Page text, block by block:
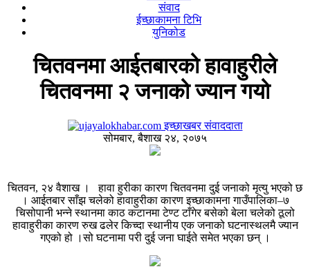
संवाद
ईच्छाकामना टिभि
युनिकोड
चितवनमा आईतबारको हावाहुरीले
चितवनमा २ जनाको ज्यान गयो
इच्छाखबर संवाददाता
सोमबार, बैशाख २४, २०७५
चितवन, २४ वैशाख । हावा हुरीका कारण चितवनमा दुई जनाको मृत्यु भएको छ
। आईतबार साँझ चलेको हावाहुरीका कारण इच्छाकामना गाउँपालिका–७
चिसोपानी भन्ने स्थानमा काठ कटानमा टेण्ट टाँगेर बसेको बेला चलेको ठूलो
हावाहुरीका कारण रुख ढलेर किच्दा स्थानीय एक जनाको घटनास्थलमै ज्यान
गएको हो ।सो घटनामा परी दुई जना घाईते समेत भएका छन् ।